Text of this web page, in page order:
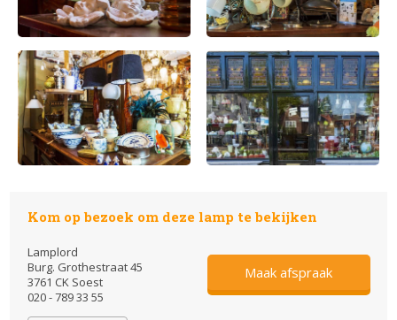
Kom op bezoek om deze lamp te bekijken
Lamplord
Burg. Grothestraat 45
3761 CK Soest
020 - 789 33 55
Maak afspraak